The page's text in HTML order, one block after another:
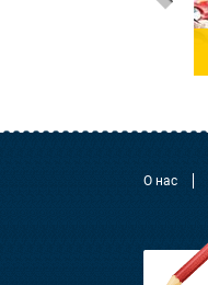
О нас